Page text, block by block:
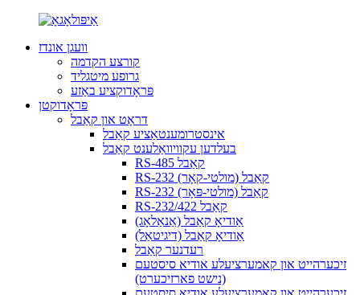
וועגן אונדז
קורצע הקדמה
גרופע מיטגליד
פּראָדוקציע באַזע
פּראָדוקטן
דראָט און קאַבל
אינסטרומענטאַציע קאַבל
בעלדען עקוויוואַלענט קאַבל
RS-485 קאַבל
RS-232 קאַבל (מולטי-קאָר)
RS-232 קאַבל (מולטי-פּאָר)
RS-232/422 קאַבל
אַודיאָ קאַבל (אַנאַלאָג)
אַודיאָ קאַבל (דיגיטאַל)
רעדנער קאַבל
זיכערהייט און קאמערציעלע אודיא סיסטעם
(נישט פארזיכערט)